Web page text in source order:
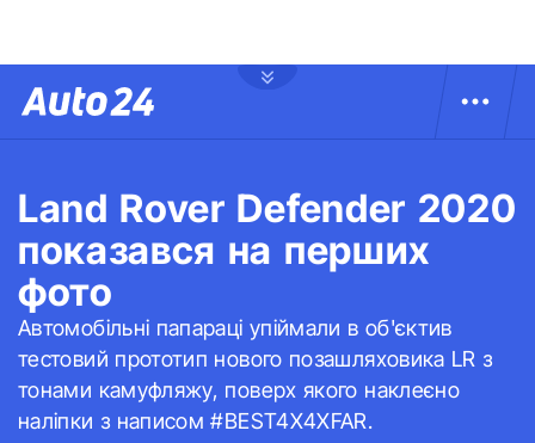
Land Rover Defender 2020
показався на перших
фото
Автомобільні папараці упіймали в об'єктив
тестовий прототип нового позашляховика LR з
тонами камуфляжу, поверх якого наклеєно
наліпки з написом #BEST4X4XFAR.